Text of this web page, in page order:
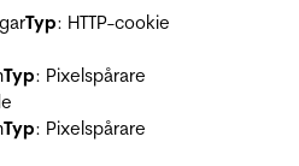
Typ: HTTP-cookie
Typ: Pixelspårare
Typ: Pixelspårare